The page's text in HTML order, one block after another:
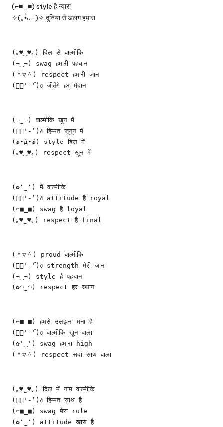
(⌐■_■) style है न्यारा
✧(｡•̀ᴗ-)✧ दुनिया से अलग हमारा
(｡♥‿♥｡) दिल से वाल्मीकि
(¬‿¬) swag हमारी पहचान
(＾▽＾) respect हमारी जान
(ง︡'-'︠)ง जीतेंगे हर मैदान
(¬‿¬) वाल्मीकि खून में
(ง︡'-'︠)ง हिम्मत जूनून में
(๑•̀д•́๑) style दिल में
(｡♥‿♥｡) respect खून में
(✿❛‿❛) मैं वाल्मीकि
(ง︡'-'︠)ง attitude है royal
(⌐■_■) swag है loyal
(｡♥‿♥｡) respect है final
(＾▽＾) proud वाल्मीकि
(ง︡'-'︠)ง strength मेरी जान
(¬‿¬) style है पहचान
(✿◠‿◠) respect हर स्थान
(⌐■_■) हमसे उलझना मना है
(ง︡'-'︠)ง वाल्मीकि खून वाला
(✿❛‿❛) swag हमारा high
(＾▽＾) respect सदा साथ वाला
(｡♥‿♥｡) दिल में नाम वाल्मीकि
(ง︡'-'︠)ง हिम्मत साथ है
(⌐■_■) swag मेरा rule
(✿❛‿❛) attitude खास है